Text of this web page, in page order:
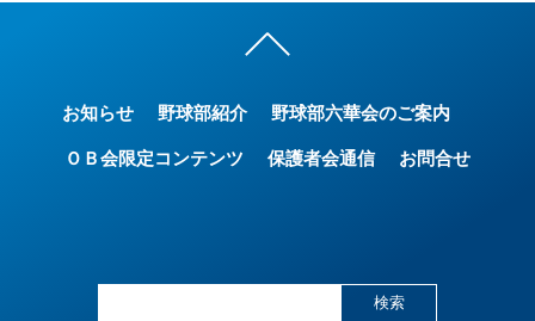
お知らせ 野球部紹介 野球部六華会のご案内
ＯＢ会限定コンテンツ 保護者会通信 お問合せ
検索